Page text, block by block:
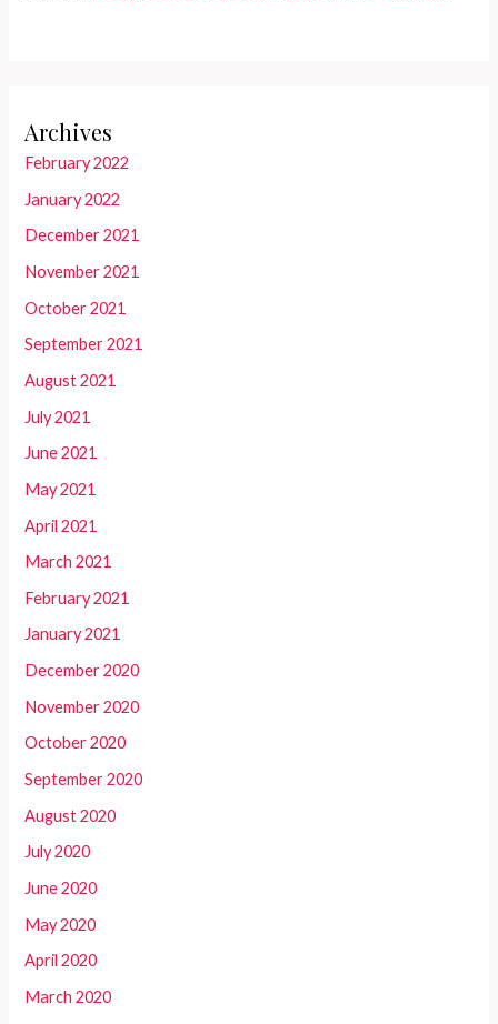
Archives
February 2022
January 2022
December 2021
November 2021
October 2021
September 2021
August 2021
July 2021
June 2021
May 2021
April 2021
March 2021
February 2021
January 2021
December 2020
November 2020
October 2020
September 2020
August 2020
July 2020
June 2020
May 2020
April 2020
March 2020